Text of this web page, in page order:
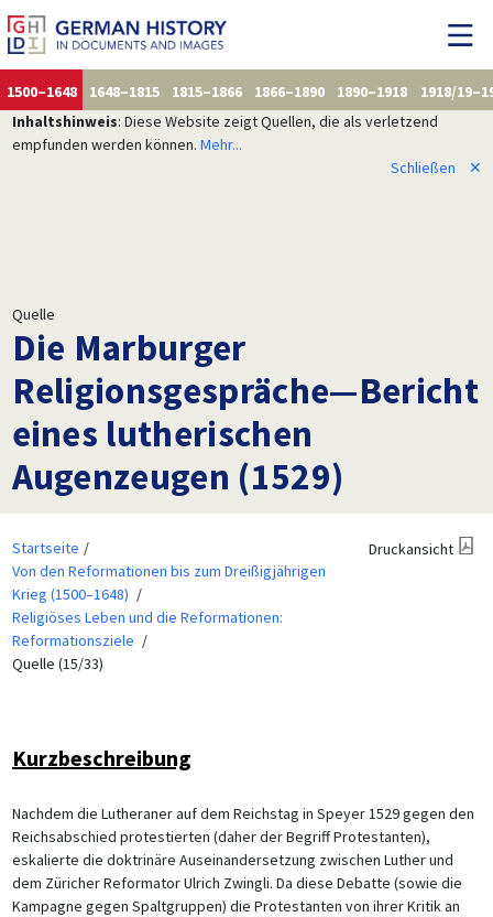
1500–1648 1648–1815 1815–1866 1866–1890 1890–1918
1918/
Inhaltshinweis: Diese Website zeigt Quellen, die als verletzend
empfunden werden können. Mehr...
Schließen
✕
Quelle
Die Marburger
Religionsgespräche—Bericht
eines lutherischen
Augenzeugen (1529)
Startseite
Von den Reformationen bis zum Dreißigjährigen
Krieg (1500–1648)
Religiöses Leben und die Reformationen:
Reformationsziele
Quelle (15/33)
Druckansicht
Kurzbeschreibung
Nachdem die Lutheraner auf dem Reichstag in Speyer 1529 gegen den
Reichsabschied protestierten (daher der Begriff Protestanten),
eskalierte die doktrinäre Auseinandersetzung zwischen Luther und
dem Züricher Reformator Ulrich Zwingli. Da diese Debatte (sowie die
Kampagne gegen Spaltgruppen) die Protestanten von ihrer Kritik an